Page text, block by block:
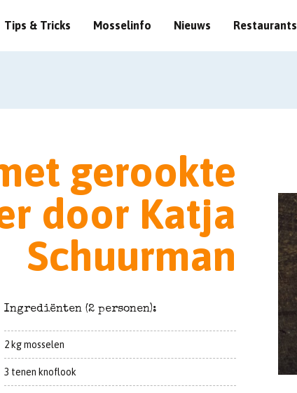
Tips & Tricks Mosselinfo Nieuws Restaurants
gerookte
door Katja
Schuurman
Ingrediënten (2 personen):
2 kg mosselen
3 tenen knoflook